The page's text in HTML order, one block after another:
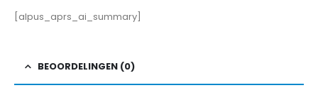
[alpus_aprs_ai_summary]
BEOORDELINGEN (0)